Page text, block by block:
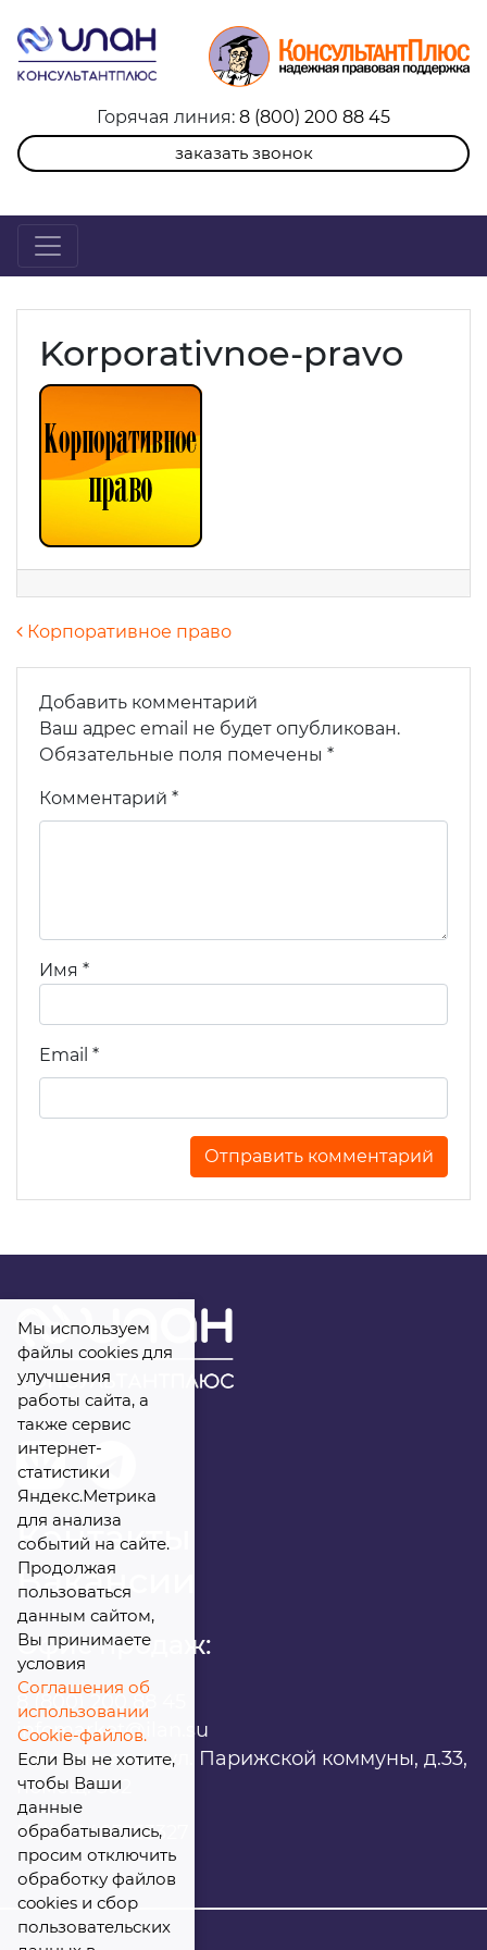
Горячая линия: 8 (800) 200 88 45
заказать звонок
Korporativnoe-pravo
Навигация по записям
Корпоративное право
Добавить комментарий
Ваш адрес email не будет опубликован.
Обязательные поля помечены *
Комментарий *
Имя *
Email *
Контакты
Вакансии
Офис продаж:
infomarket@ilan.su
г. Красноярск, ул. Парижской коммуны, д.33,
помещ. 302
ИНН: 2465263327
Узнать стоимость комплекта
Комментарий
Я даюсвое согласиена обработку
Мы используем
файлы cookies для
улучшения
работы сайта, а
также сервис
интернет-
статистики
Яндекс.Метрика
для анализа
событий на сайте.
Продолжая
пользоваться
данным сайтом,
Вы принимаете
условия
Соглашения об
использовании
Cookie-файлов.
Если Вы не хотите,
чтобы Ваши
данные
обрабатывались,
просим отключить
обработку файлов
cookies и сбор
пользовательских